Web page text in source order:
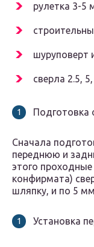
рулетка 3-5
шуруповерт
сверла 2.5,
Подготовка
Сначала
переднюю и
этого
конфирмата)
шляпку, и по 5
Установка